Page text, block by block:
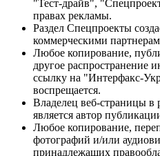
"Тест-драйв",
правах рекламы.
Раздел Спецпроекты
коммерческими
Любое копирование,
другое распространение
ссылку на "Интерфакс-
воспрещается.
Владелец веб-страницы в
является автор
Любое копирование,
фотографий и/или
принадлежащих